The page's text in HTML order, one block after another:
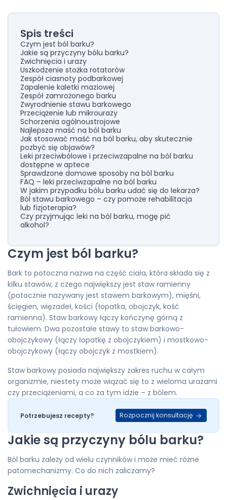
Spis treści
Czym jest ból barku?
Jakie są przyczyny bólu barku?
Zwichnięcia i urazy
Uszkodzenie stożka rotatorów
Zespół ciasnoty podbarkowej
Zapalenie kaletki maziowej
Zespół zamrożonego barku
Zwyrodnienie stawu barkowego
Przeciążenie lub mikrourazy
Schorzenia ogólnoustrojowe
Najlepsza maść na ból barku
Jak stosować maść na ból barku, aby skutecznie
pozbyć się objawów?
Leki przeciwbólowe i przeciwzapalne na ból barku
dostępne w aptece
Sprawdzone domowe sposoby na ból barku
FAQ – leki przeciwzapalne na ból barku
W jakim przypadku bólu barku udać się do lekarza?
Ból stawu barkowego – czy pomoże rehabilitacja
lub fizjoterapia?
Czy przyjmując leki na ból barku, mogę pić
alkohol?
Czym jest ból barku?
Bark to potoczna nazwa na część ciała, która składa się z
kilku stawów, z czego największy jest staw ramienny
(potocznie nazywany jest stawem barkowym), mięśni,
ścięgien, więzadeł, kości (łopatka, obojczyk, kość
ramienna). Staw barkowy łączy kończynę górną z
tułowiem. Dwa pozostałe stawy to staw barkowo-
obojczykowy (łączy łopatkę z obojczykiem) i mostkowo-
obojczykowy (łączy obojczyk z mostkiem).
Staw barkowy posiada największy zakres ruchu w całym
organizmie, niestety może wiązać się to z wieloma urazami
czy przeciążeniami, a co za tym idzie – z bólem.
Potrzebujesz recepty? Rozpocznij konsultację
Jakie są przyczyny bólu barku?
Ból barku zależy od wielu czynników i może mieć różne
patomechanizmy. Co do nich zaliczamy?
Zwichnięcia i urazy